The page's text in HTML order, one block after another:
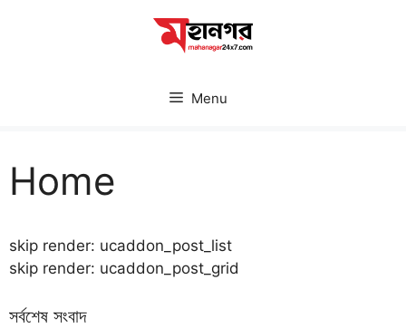
Menu
Home
skip render: ucaddon_post_list
skip render: ucaddon_post_grid
সর্বশেষ সংবাদ